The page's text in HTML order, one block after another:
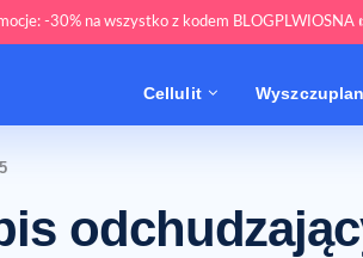
-30% na wszystko z kodem BLOGPLWIOSNA
Cellulit